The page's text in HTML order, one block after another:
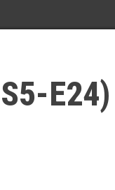
E24)